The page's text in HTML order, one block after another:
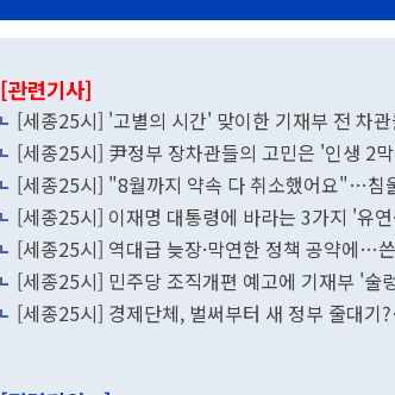
[관련기사]
[세종25시] '고별의 시간' 맞이한 기재부 전 차
[세종25시] 尹정부 장차관들의 고민은 '인생 2
[세종25시] "8월까지 약속 다 취소했어요"…침
[세종25시] 이재명 대통령에 바라는 3가지 '유연
[세종25시] 역대급 늦장·막연한 정책 공약에…
[세종25시] 민주당 조직개편 예고에 기재부 '술
[세종25시] 경제단체, 벌써부터 새 정부 줄대